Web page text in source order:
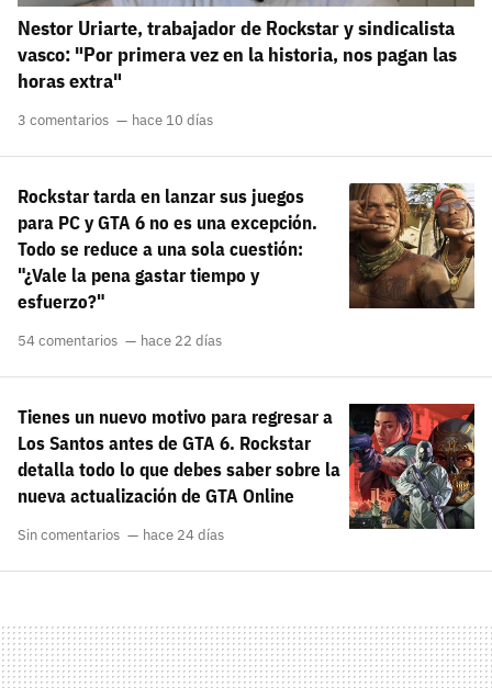
Nestor Uriarte, trabajador de Rockstar y sindicalista
vasco: "Por primera vez en la historia, nos pagan las
horas extra"
3 comentarios hace 10 días
Rockstar tarda en lanzar sus juegos
para PC y GTA 6 no es una excepción.
Todo se reduce a una sola cuestión:
"¿Vale la pena gastar tiempo y
esfuerzo?"
54 comentarios hace 22 días
Tienes un nuevo motivo para regresar a
Los Santos antes de GTA 6. Rockstar
detalla todo lo que debes saber sobre la
nueva actualización de GTA Online
Sin comentarios hace 24 días